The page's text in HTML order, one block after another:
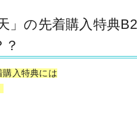
」の先着購入特典
購入特典には